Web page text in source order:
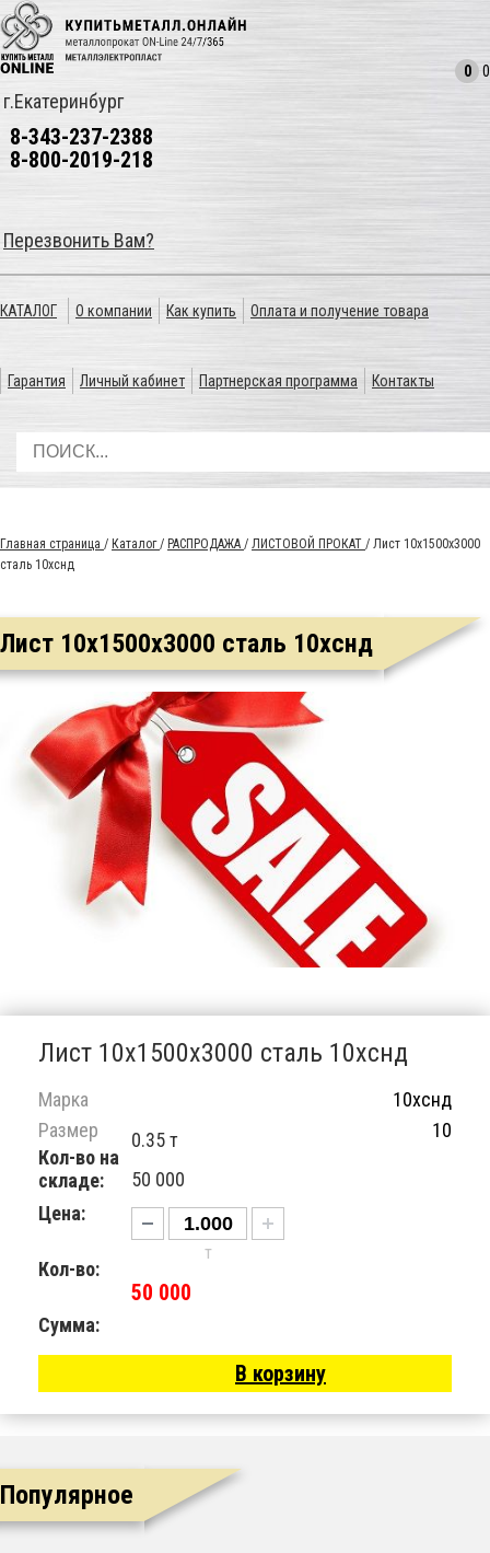
г.Екатеринбург
8-343-237-2388
8-800-2019-218
Перезвонить Вам?
0 0
КАТАЛОГ О компании Как купить Оплата и получение товара
Гарантия Личный кабинет Партнерская программа Контакты
Главная страница / Каталог / РАСПРОДАЖА / ЛИСТОВОЙ ПРОКАТ / Лист 10х1500х3000
сталь 10хснд
Лист 10х1500х3000 сталь 10хснд
Лист 10х1500х3000 сталь 10хснд
Марка
10хснд
Размер
10
Кол-во на
складе:
0.35 т
Цена:
50 000
Кол-во:
т
Сумма:
50 000
В корзину
Популярное